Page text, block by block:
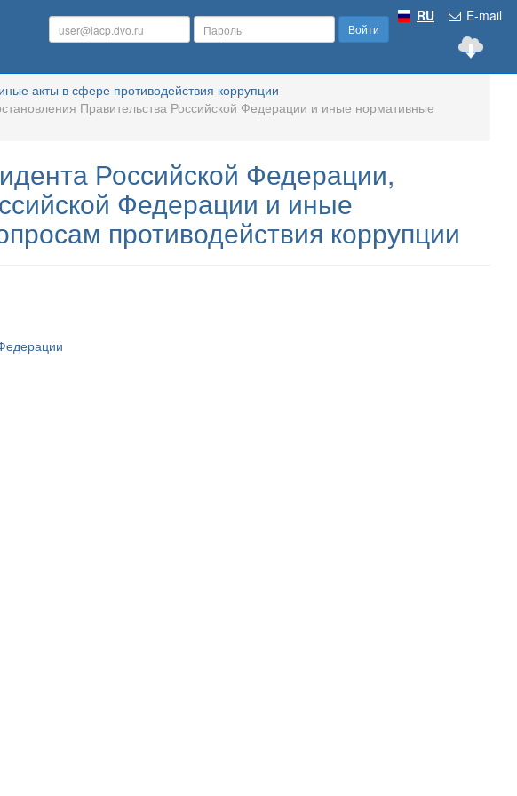
E-mail
RU
Войти
акты в сфере противодействия коррупции
Правительства Российской Федерации и иные нормативные
Российской Федерации,
Федерации и иные
противодействия коррупции